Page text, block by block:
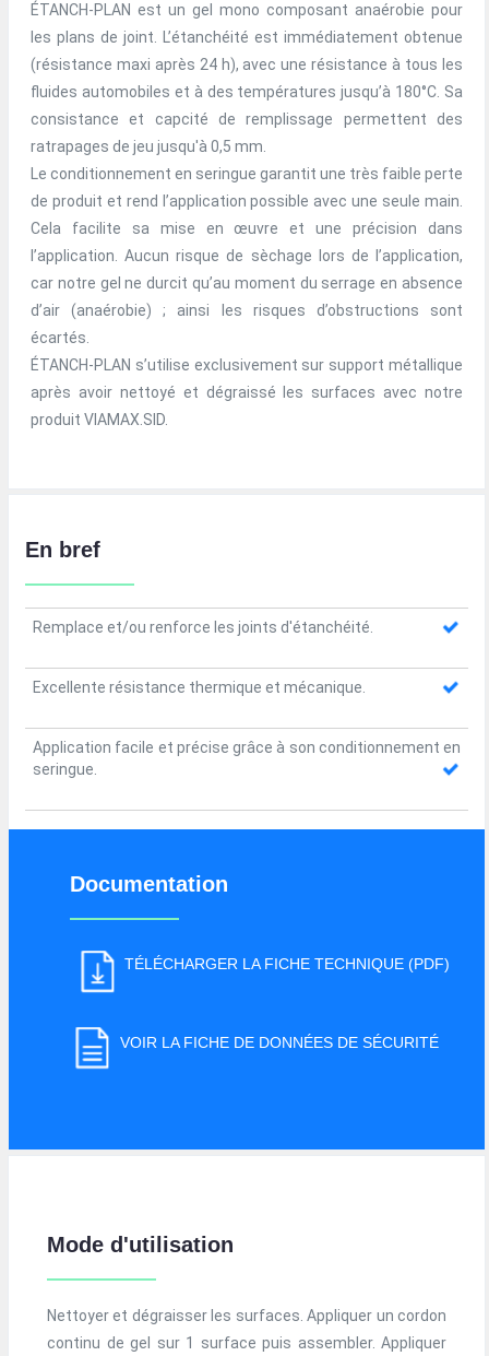
ÉTANCH-PLAN est un gel mono composant anaérobie pour
les plans de joint. L’étanchéité est immédiatement obtenue
(résistance maxi après 24 h), avec une résistance à tous les
fluides automobiles et à des températures jusqu’à 180°C. Sa
consistance et capcité de remplissage permettent des
ratrapages de jeu jusqu'à 0,5 mm.
Le conditionnement en seringue garantit une très faible perte
de produit et rend l’application possible avec une seule main.
Cela facilite sa mise en œuvre et une précision dans
l’application. Aucun risque de sèchage lors de l’application,
car notre gel ne durcit qu’au moment du serrage en absence
d’air (anaérobie) ; ainsi les risques d’obstructions sont
écartés.
ÉTANCH-PLAN s’utilise exclusivement sur support métallique
après avoir nettoyé et dégraissé les surfaces avec notre
produit VIAMAX.SID.
En bref
Remplace et/ou renforce les joints d'étanchéité.
Excellente résistance thermique et mécanique.
Application facile et précise grâce à son conditionnement en
seringue.
Documentation
TÉLÉCHARGER LA FICHE TECHNIQUE (PDF)
VOIR LA FICHE DE DONNÉES DE SÉCURITÉ
Mode d'utilisation
Nettoyer et dégraisser les surfaces. Appliquer un cordon
continu de gel sur 1 surface puis assembler. Appliquer